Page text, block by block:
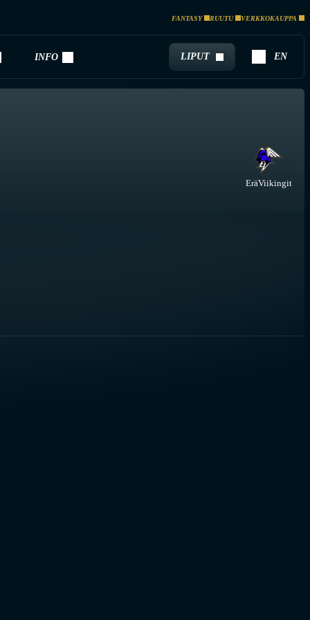
FANTASY RUUTU VERKKOKAUPPA
INFO LIPUT EN
EräViikingit